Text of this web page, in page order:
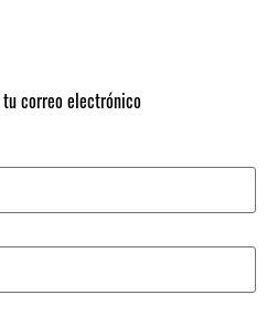
tu correo electrónico